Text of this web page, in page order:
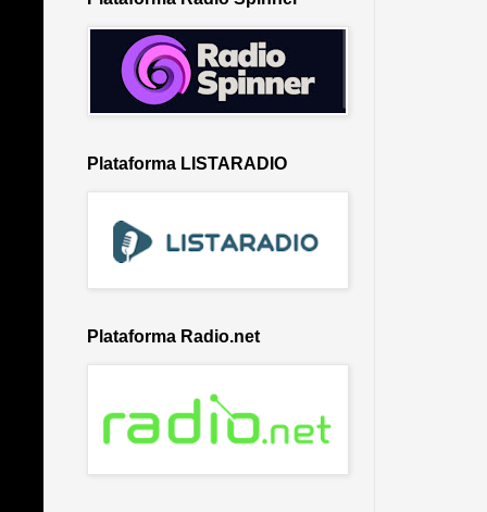
Plataforma LISTARADIO
Plataforma Radio.net